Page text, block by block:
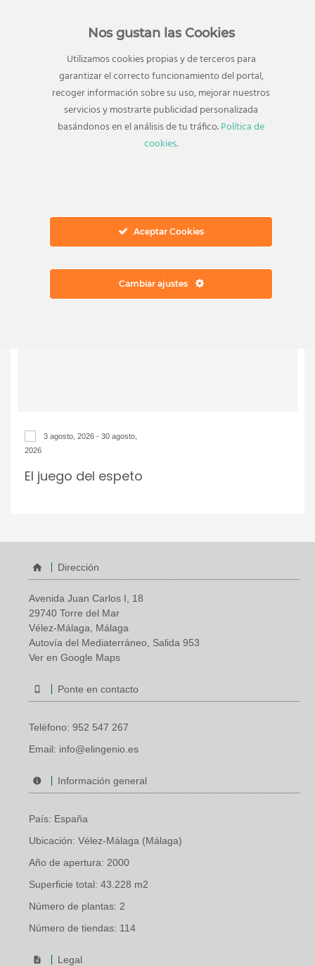
RELACIONADOS
3 agosto, 2026 - 30 agosto,
2026
El juego del espeto
Dirección
Avenida Juan Carlos I, 18
29740 Torre del Mar
Vélez-Málaga, Málaga
Autovía del Mediaterráneo, Salida 953
Ver en Google Maps
Ponte en contacto
Teléfono: 952 547 267
Email: info@elingenio.es
Información general
País: España
Ubicación: Vélez-Málaga (Málaga)
Año de apertura: 2000
Superficie total: 43.228 m2
Número de plantas: 2
Número de tiendas: 114
Legal
Nos gustan las Cookies
Utilizamos cookies propias y de terceros para
garantizar el correcto funcionamiento del portal,
recoger información sobre su uso, mejorar nuestros
servicios y mostrarte publicidad personalizada
basándonos en el análisis de tu tráfico.Política de
cookies.
Aceptar Cookies
Cambiar ajustes